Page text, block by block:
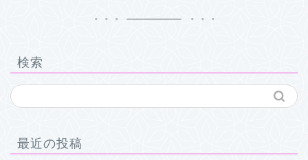
検索
最近の投稿